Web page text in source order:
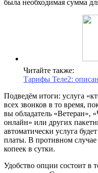
была необходимая сумма
Читайте также:
Тарифы Теле2:
Подведём итоги: услуга
всех звонков в то время,
вы обладатель
онлайн» или других
автоматически услуга
платы. В противном случае
копеек в сутки.
Удобство опции состоит в